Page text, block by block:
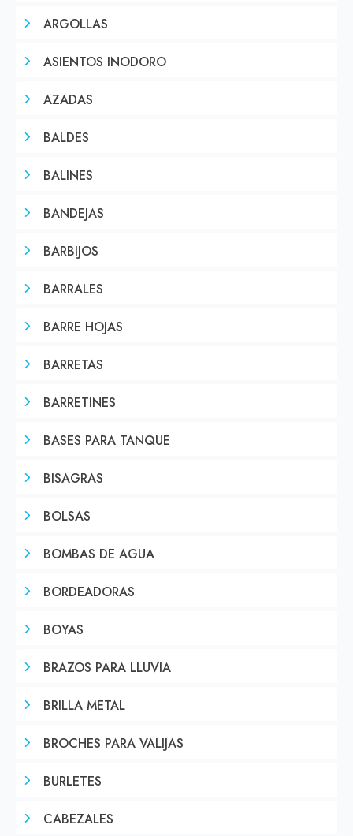
ARGOLLAS
ASIENTOS INODORO
AZADAS
BALDES
BALINES
BANDEJAS
BARBIJOS
BARRALES
BARRE HOJAS
BARRETAS
BARRETINES
BASES PARA TANQUE
BISAGRAS
BOLSAS
BOMBAS DE AGUA
BORDEADORAS
BOYAS
BRAZOS PARA LLUVIA
BRILLA METAL
BROCHES PARA VALIJAS
BURLETES
CABEZALES